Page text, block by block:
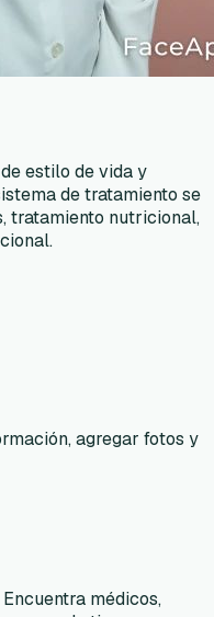
estilo de vida y
de tratamiento se
tratamiento nutricional,
agregar fotos y
médicos,